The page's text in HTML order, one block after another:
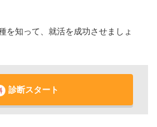
を知って、就活を成功させましょ
診断スタート